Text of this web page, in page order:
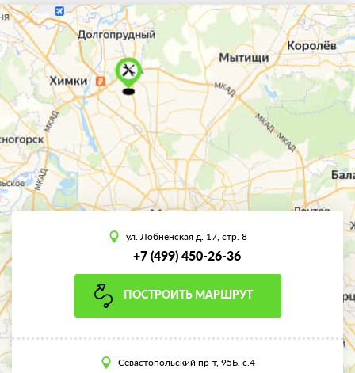
ул. Лобненская д. 17, стр. 8
+7 (499) 450-26-36
ПОСТРОИТЬ МАРШРУТ
Севастопольский пр-т, 95Б, с.4